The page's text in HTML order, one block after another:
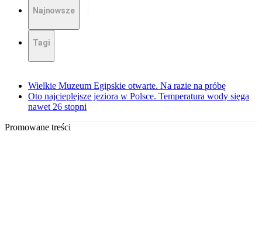
Najnowsze
Tagi
Wielkie Muzeum Egipskie otwarte. Na razie na próbę
Oto najcieplejsze jeziora w Polsce. Temperatura wody sięga
nawet 26 stopni
Promowane treści